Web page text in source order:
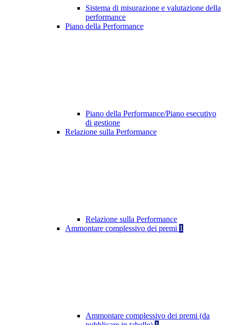
Sistema di misurazione e valutazione della
performance
Piano della Performance
Piano della Performance/Piano esecutivo
di gestione
Relazione sulla Performance
Relazione sulla Performance
Ammontare complessivo dei premi 1
Ammontare complessivo dei premi (da